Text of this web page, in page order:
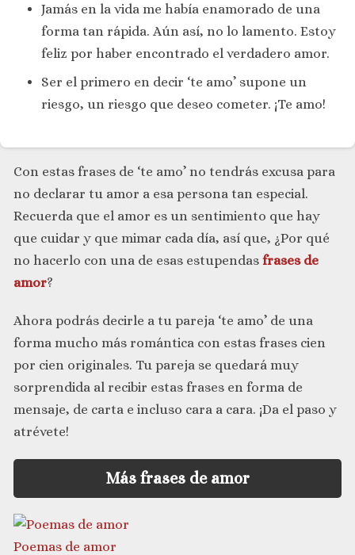
Jamás en la vida me había enamorado de una
forma tan rápida. Aún así, no lo lamento. Estoy
feliz por haber encontrado el verdadero amor.
Ser el primero en decir ‘te amo’ supone un
riesgo, un riesgo que deseo cometer. ¡Te amo!
Con estas frases de ‘te amo’ no tendrás excusa para
no declarar tu amor a esa persona tan especial.
Recuerda que el amor es un sentimiento que hay
que cuidar y que mimar cada día, así que, ¿Por qué
no hacerlo con una de esas estupendas frases de
amor?
Ahora podrás decirle a tu pareja ‘te amo’ de una
forma mucho más romántica con estas frases cien
por cien originales. Tu pareja se quedará muy
sorprendida al recibir estas frases en forma de
mensaje, de carta e incluso cara a cara. ¡Da el paso y
atrévete!
Más frases de amor
Poemas de amor